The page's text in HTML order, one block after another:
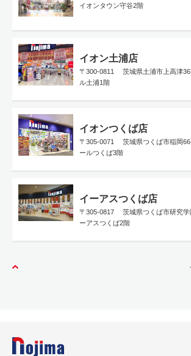
イオンタウン守谷2階
イオン土浦店
〒300-0811 茨城県土浦市上高津
ル土浦1階
イオンつくば店
〒305-0071 茨城県つくば市稲岡
ールつくば3階
イーアスつくば店
〒305-0817 茨城県つくば市研究学
ーアスつくば2階